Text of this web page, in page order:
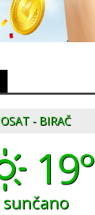
OSAT - BIRAČ
19°
sunčano